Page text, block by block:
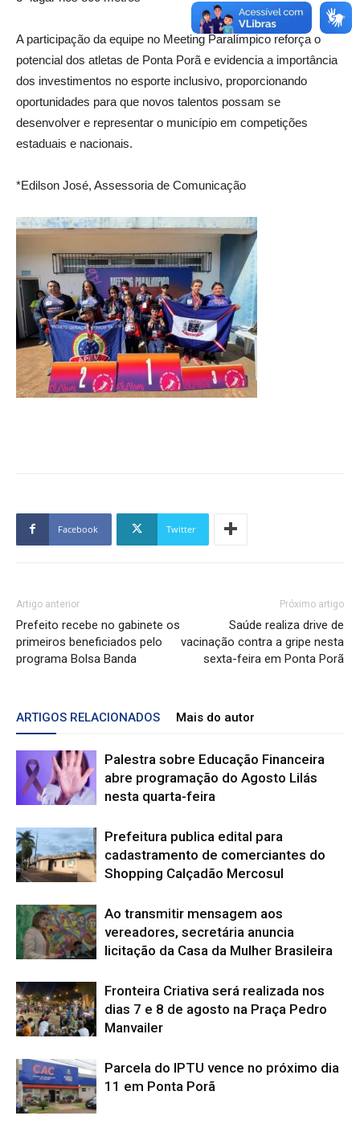
A participação da equipe no Meeting Paralímpico reforça o
potencial dos atletas de Ponta Porã e evidencia a importância
dos investimentos no esporte inclusivo, proporcionando
oportunidades para que novos talentos possam se
desenvolver e representar o município em competições
estaduais e nacionais.
*Edilson José, Assessoria de Comunicação
Facebook Twitter
Artigo anterior
Prefeito recebe no gabinete os
primeiros beneficiados pelo
programa Bolsa Banda
Próximo artigo
Saúde realiza drive de
vacinação contra a gripe nesta
sexta-feira em Ponta Porã
ARTIGOS RELACIONADOS Mais do autor
Palestra sobre Educação Financeira
abre programação do Agosto Lilás
nesta quarta-feira
Prefeitura publica edital para
cadastramento de comerciantes do
Shopping Calçadão Mercosul
Ao transmitir mensagem aos
vereadores, secretária anuncia
licitação da Casa da Mulher Brasileira
Fronteira Criativa será realizada nos
dias 7 e 8 de agosto na Praça Pedro
Manvailer
Parcela do IPTU vence no próximo dia
11 em Ponta Porã